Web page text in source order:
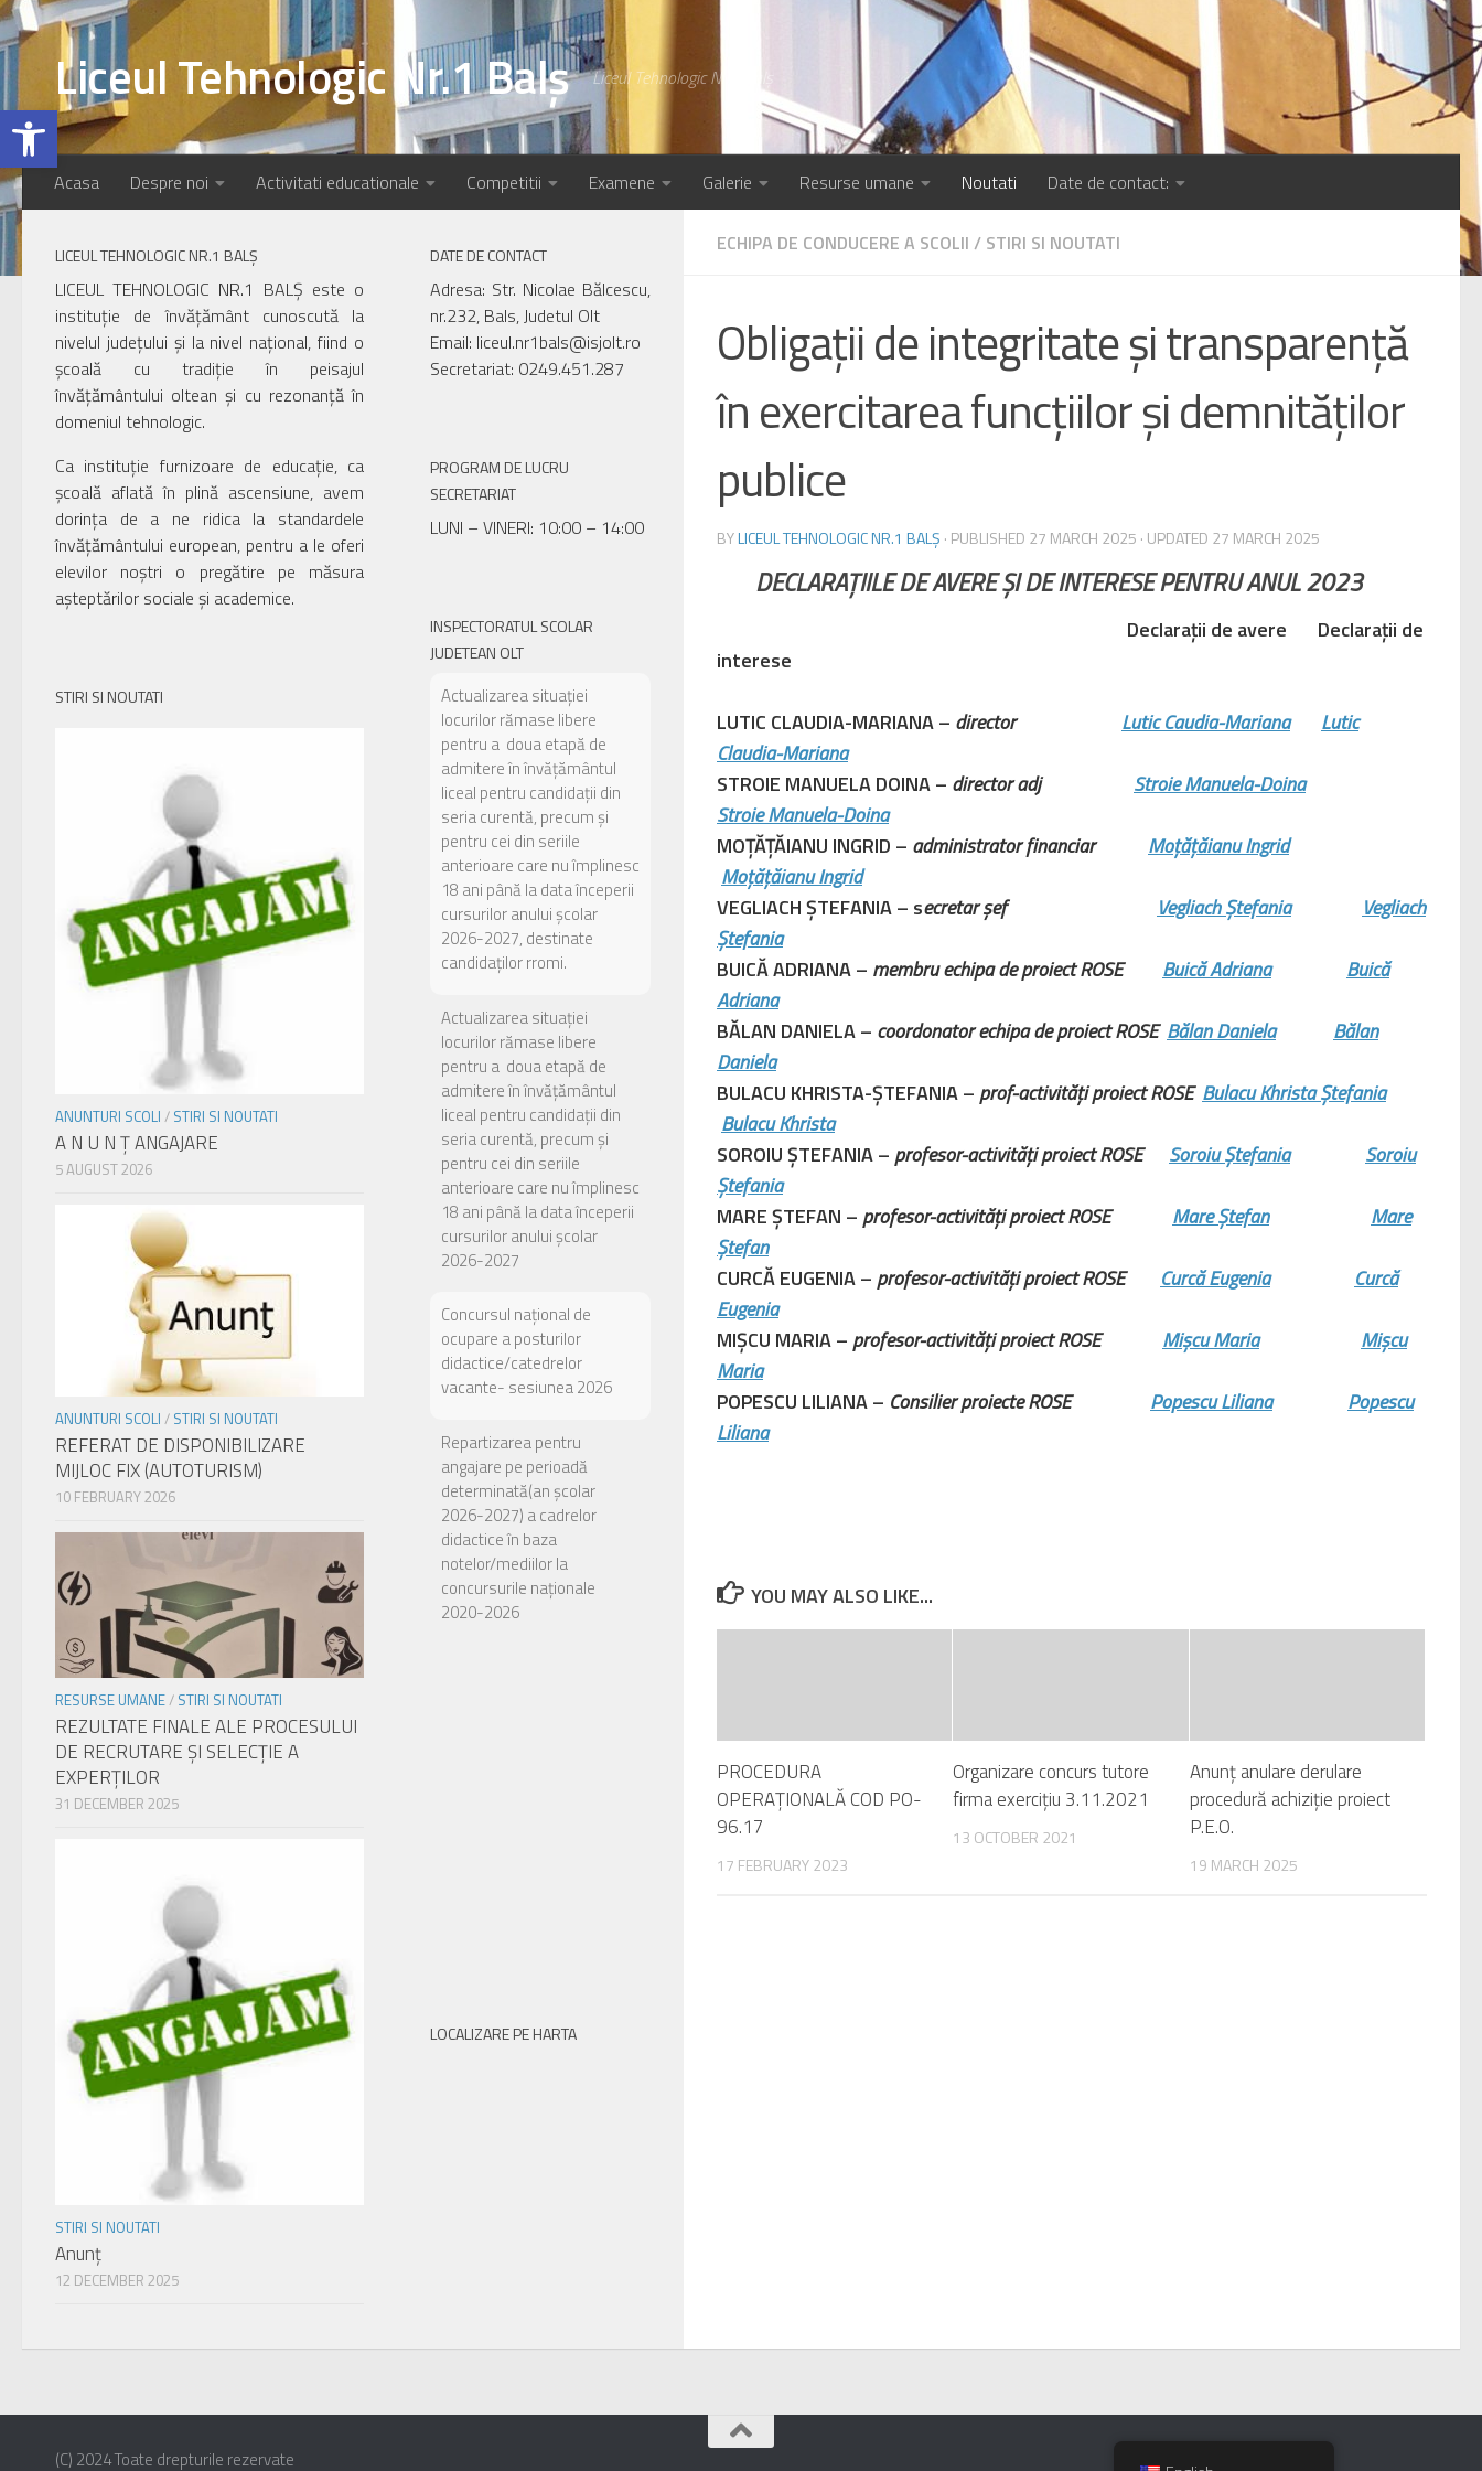
Open toolbar
Skip to content
Liceul Tehnologic Nr.1 Balș Liceul Tehnologic Nr.1 Balș
Acasa Despre noi Activitati educationale Competitii Examene Galerie Resurse umane Noutati Date de contact:
ECHIPA DE CONDUCERE A SCOLII / STIRI SI NOUTATI
Obligații de integritate și transparență
în exercitarea funcțiilor și demnităților
publice
BYLICEUL TEHNOLOGIC NR.1 BALȘ · PUBLISHED 27 MARCH 2025 · UPDATED 27 MARCH 2025
DECLARAȚIILE DE AVERE ȘI DE INTERESE PENTRU ANUL 2023
Declarații de avere Declarații de
interese
LUTIC CLAUDIA-MARIANA – director Lutic Caudia-Mariana
Lutic
Claudia-Mariana
STROIE MANUELA DOINA – director adj Stroie Manuela-Doina
StroieManuela-Doina
MOȚĂȚĂIANU INGRID – administrator financiar Moțățăianu Ingrid
Moțățăianu Ingrid
VEGLIACH ȘTEFANIA – secretar șef Vegliach Ștefania
Vegliach
Ștefania
BUICĂ ADRIANA – membru echipa de proiect ROSE Buică Adriana
Buică
Adriana
BĂLAN DANIELA – coordonator echipa de proiect ROSE Bălan Daniela
Bălan
Daniela
BULACU KHRISTA-ȘTEFANIA – prof-activități proiect ROSE Bulacu Khrista Ștefania
Bulacu Khrista
SOROIU ȘTEFANIA – profesor-activități proiect ROSE Soroiu Ștefania
Soroiu
Ștefania
MARE ȘTEFAN – profesor-activități proiect ROSE Mare Ștefan
Mare
Ștefan
CURCĂ EUGENIA – profesor-activități proiect ROSE Curcă Eugenia
Curcă
Eugenia
MIȘCU MARIA – profesor-activități proiect ROSE Mișcu Maria
Mișcu
Maria
POPESCU LILIANA – Consilier proiecte ROSE Popescu Liliana
Popescu
Liliana
YOU MAY ALSO LIKE...
PROCEDURA
OPERAŢIONALĂ COD PO-
96.17
17 FEBRUARY 2023
Organizare concurs tutore
firma exercițiu 3.11.2021
13 OCTOBER 2021
Anunț anulare derulare
procedură achiziție proiect
P.E.O.
19 MARCH 2025
LICEUL TEHNOLOGIC NR.1 BALȘ
LICEUL TEHNOLOGIC NR.1 BALȘ este o
instituție de învățământ cunoscută la
nivelul județului și la nivel național, fiind o
școală cu tradiție în peisajul
învățământului oltean și cu rezonanță în
domeniul tehnologic.
Ca instituție furnizoare de educație, ca
școală aflată în plină ascensiune, avem
dorința de a ne ridica la standardele
învățământului european, pentru a le oferi
elevilor noștri o pregătire pe măsura
așteptărilor sociale și academice.
STIRI SI NOUTATI
ANUNTURI SCOLI / STIRI SI NOUTATI
A N U N Ţ ANGAJARE
5 AUGUST 2026
ANUNTURI SCOLI / STIRI SI NOUTATI
REFERAT DE DISPONIBILIZARE
MIJLOC FIX (AUTOTURISM)
10 FEBRUARY 2026
RESURSE UMANE/ STIRI SI NOUTATI
REZULTATE FINALE ALE PROCESULUI
DE RECRUTARE ŞI SELECŢIE A
EXPERŢILOR
31 DECEMBER 2025
STIRI SI NOUTATI
Anunț
12 DECEMBER 2025
DATE DE CONTACT
Adresa: Str. Nicolae Bălcescu,
nr.232, Bals, Judetul Olt
Email: liceul.nr1bals@isjolt.ro
Secretariat: 0249.451.287
PROGRAM DE LUCRU
SECRETARIAT
LUNI – VINERI: 10:00 – 14:00
INSPECTORATUL SCOLAR
JUDETEAN OLT
Actualizarea situației
locurilor rămase libere
pentru a doua etapă de
admitere în învățământul
liceal pentru candidații din
seria curentă, precum și
pentru cei din seriile
anterioare care nu împlinesc
18 ani până la data începerii
cursurilor anului școlar
2026-2027, destinate
candidaților rromi.
Actualizarea situației
locurilor rămase libere
pentru a doua etapă de
admitere în învățământul
liceal pentru candidații din
seria curentă, precum și
pentru cei din seriile
anterioare care nu împlinesc
18 ani până la data începerii
cursurilor anului școlar
2026-2027
Concursul național de
ocupare a posturilor
didactice/catedrelor
vacante- sesiunea 2026
Repartizarea pentru
angajare pe perioadă
determinată(an școlar
2026-2027) a cadrelor
didactice în baza
notelor/mediilor la
concursurile naționale
2020-2026
LOCALIZARE PE HARTA
(C) 2024 Toate drepturile rezervate